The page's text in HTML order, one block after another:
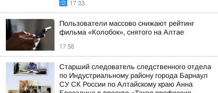
17:33
Пользователи массово снижают рейтинг
фильма «Колобок», снятого на Алтае
17:58
Старший следователь следственного отдела
по Индустриальному району города Барнаул
СУ СК России по Алтайскому краю Анна